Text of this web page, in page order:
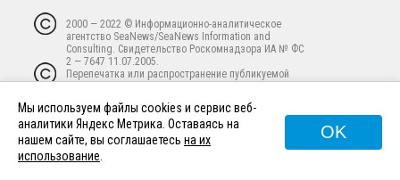
Мы используем файлы cookies и сервис веб-
аналитики Яндекс Метрика. Оставаясь на
нашем сайте, вы соглашаетесь на их
использование
OK
2000 — 2022 © Информационно-аналитическое
агентство SeaNews/SeaNews Information and
Consulting. Свидетельство Роскомнадзора ИА № ФС
2 — 7647 11.07.2005.
Перепечатка или распространение публикуемой
запрещены без письменного предварительного
согласия владельца авторских прав.